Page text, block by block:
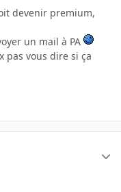
devenir premium,
un mail à PA
pas vous dire si ça